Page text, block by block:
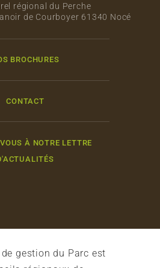
régional du Perche
de Courboyer 61340 Nocé
BROCHURES
CONTACT
À NOTRE LETTRE
gestion du Parc est